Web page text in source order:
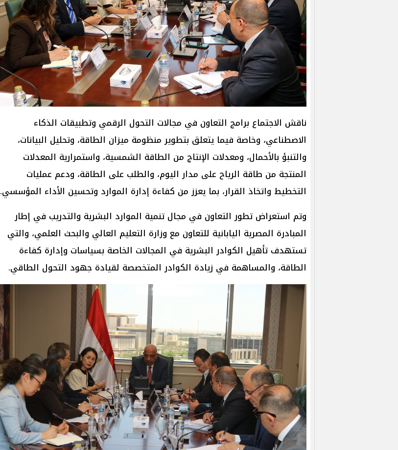
ناقش الاجتماع برامج التعاون في مجالات التحول الرقمي وتطبيقات الذكاء
الاصطناعي، وخاصة فيما يتعلق بتطوير منظومة ميزان الطاقة، وتحليل البيانات،
والتنبؤ بالأحمال، ومعدلات الإنتاج من الطاقة الشمسية، واستمرارية المعدلات
المنتجة من طاقة الرياح على مدار اليوم، والطلب على الطاقة، ودعم عمليات
التخطيط واتخاذ القرار، بما يعزز من كفاءة إدارة الموارد وتحسين الأداء المؤسسي.
وتم استعراض تطور التعاون في مجال تنمية الموارد البشرية والتدريب في إطار
المبادرة المصرية اليابانية للتعاون مع وزارة التعليم العالي والبحث العلمي، والتي
تستهدف تأهيل الكوادر البشرية في المجالات الخاصة بسياسات وإدارة كفاءة
الطاقة، والمساهمة في زيادة الكوادر المتخصصة لقيادة جهود التحول الطاقي.